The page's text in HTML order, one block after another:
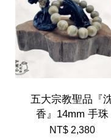
五大宗教聖品『
香』14mm 手珠
NT$ 2,380